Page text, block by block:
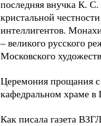
последняя внучка К. С.
кристальной
интеллигентов.
– великого русского
Московского
Церемония прощания с
кафедральном храме в
Как писала газета